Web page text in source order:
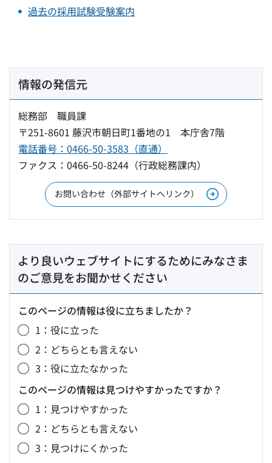
過去の採用試験受験案内
情報の発信元
総務部 職員課
〒251-8601 藤沢市朝日町1番地の1 本庁舎7階
電話番号：0466-50-3583（直通）
ファクス：0466-50-8244（行政総務課内）
お問い合わせ（外部サイトへリンク）
より良いウェブサイトにするためにみなさま
のご意見をお聞かせください
このページの情報は役に立ちましたか？
1：役に立った
2：どちらとも言えない
3：役に立たなかった
このページの情報は見つけやすかったですか？
1：見つけやすかった
2：どちらとも言えない
3：見つけにくかった